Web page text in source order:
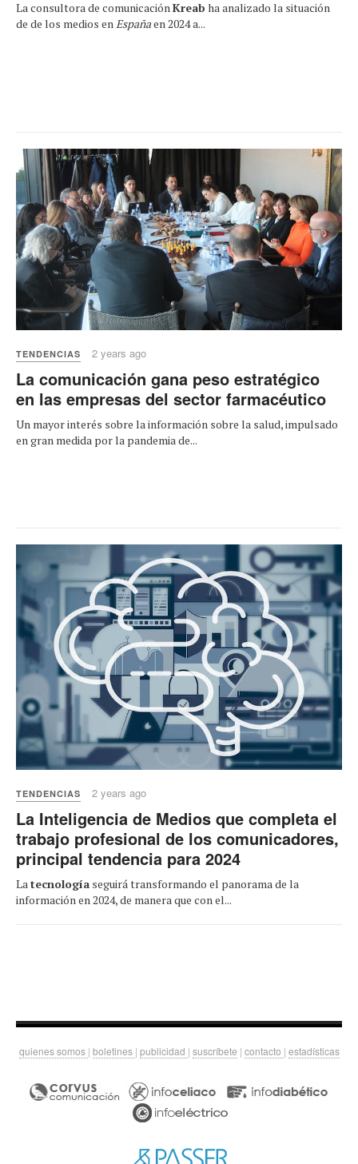
La consultora de comunicaciónKreab ha analizado la situación
de de los medios enEspañaen 2024 a...
TENDENCIAS 2 years ago
La comunicación gana peso estratégico
en las empresas del sector farmacéutico
Un mayor interés sobre la información sobre la salud, impulsado
en gran medida por la pandemia de...
TENDENCIAS 2 years ago
La Inteligencia de Medios que completa el
trabajo profesional de los comunicadores,
principal tendencia para 2024
Latecnología seguirá transformando el panorama de la
información en 2024, de manera que con el...
quienes somos | boletines | publicidad | suscríbete | contacto | estadísticas